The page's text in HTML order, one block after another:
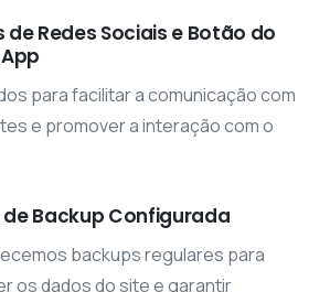
de Redes Sociais e Botão do
para facilitar a comunicação com
e promover a interação com o
de Backup Configurada
backups regulares para
os dados do site e garantir